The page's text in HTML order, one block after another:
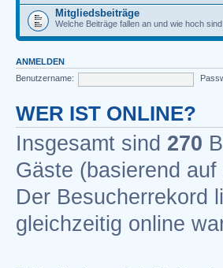
Mitgliedsbeiträge
Welche Beiträge fallen an und wie hoch
ANMELDEN
Benutzername:
WER IST ONLINE?
Insgesamt sind 270
Gäste (basierend
Der Besucherrekord
gleichzeitig online